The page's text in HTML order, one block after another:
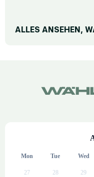
ALLES ANSEHEN,
Bügeleisen (auf
Mon Tue Wed
27 28 29